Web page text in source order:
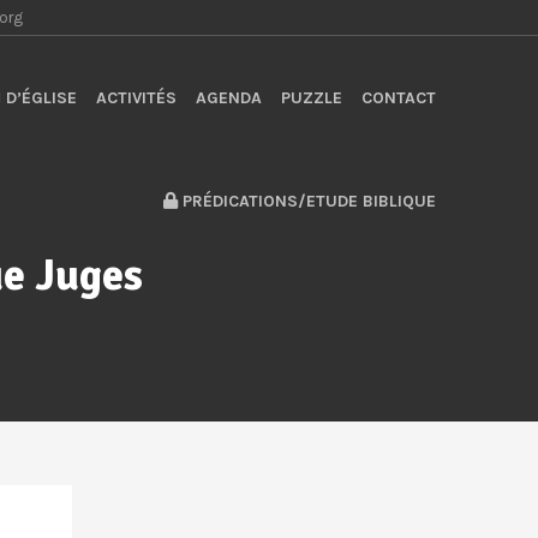
ACTIVITÉS AGENDA PUZZLE CONTACT
PRÉDICATIONS/ETUDE BIBLIQUE
Juges